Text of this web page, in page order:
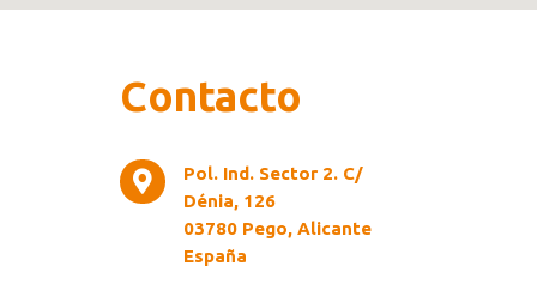
Contacto

Pol. Ind. Sector 2. C/
Dénia, 126
03780 Pego, Alicante
España